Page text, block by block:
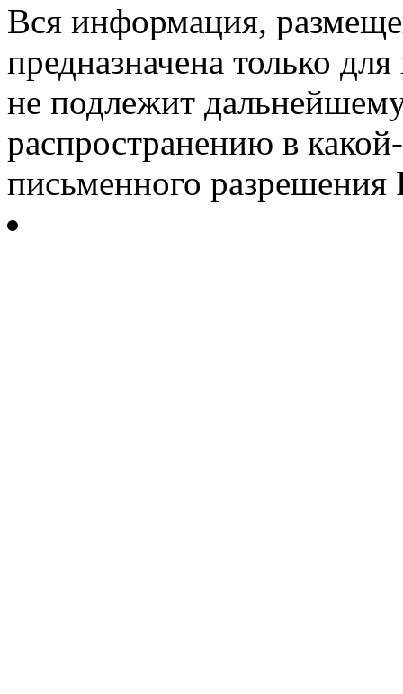
Вся информация,
предназначена только
не подлежит
распространению в
письменного разрешения